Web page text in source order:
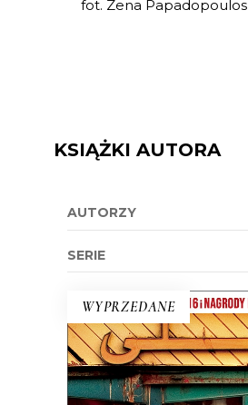
fot. Zena Papadopoulos
KSIĄŻKI AUTORA
AUTORZY
SERIE
WYPRZEDANE